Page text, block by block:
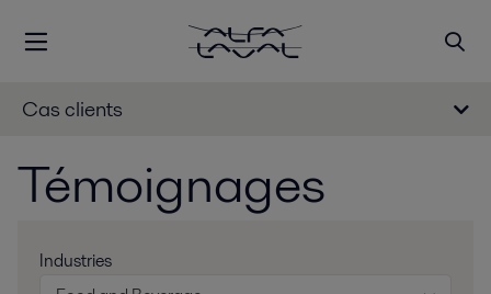
Cas clients
Témoignages
Industries